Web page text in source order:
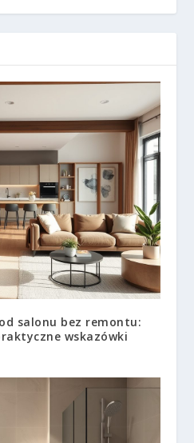
salonu bez remontu:
wskazówki